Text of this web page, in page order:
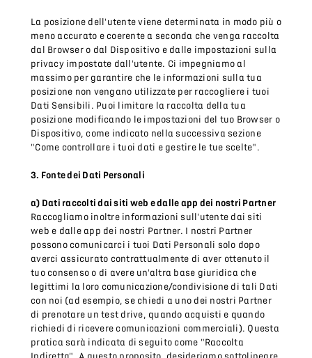
La posizione dell'utente viene determinata in modo più o
meno accurato e coerente a seconda che venga raccolta
dal Browser o dal Dispositivo e dalle impostazioni sulla
privacy impostate dall'utente. Ci impegniamo al
massimo per garantire che le informazioni sulla tua
posizione non vengano utilizzate per raccogliere i tuoi
Dati Sensibili. Puoi limitare la raccolta della tua
posizione modificando le impostazioni del tuo Browser o
Dispositivo, come indicato nella successiva sezione
"Come controllare i tuoi dati e gestire le tue scelte".
3. Fonte dei Dati Personali
a) Dati raccolti dai siti web e dalle app dei nostri Partner
Raccogliamo inoltre informazioni sull'utente dai siti
web e dalle app dei nostri Partner. I nostri Partner
possono comunicarci i tuoi Dati Personali solo dopo
averci assicurato contrattualmente di aver ottenuto il
tuo consenso o di avere un'altra base giuridica che
legittimi la loro comunicazione/condivisione di tali Dati
con noi (ad esempio, se chiedi a uno dei nostri Partner
di prenotare un test drive, quando acquisti e quando
richiedi di ricevere comunicazioni commerciali). Questa
pratica sarà indicata di seguito come "Raccolta